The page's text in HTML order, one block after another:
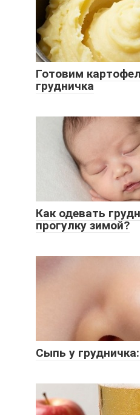
Готовим
грудничка
Как одевать
прогулку зимой?
Сыпь у